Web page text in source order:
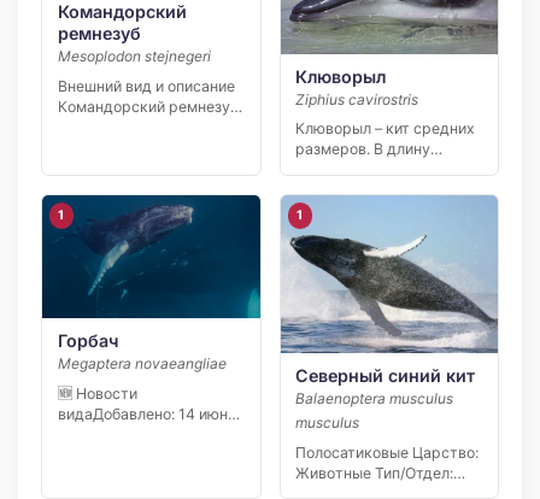
Командорский
ремнезуб
Mesoplodon stejnegeri
Внешний вид и описание
Командорский ремнезуб
Клюворыл
Ziphius cavirostris
Клюворыл – кит средних
размеров. В длину
[…]
1
Горбач
Megaptera novaeangliae
🆕 Новости
видаДобавлено: 14 июня
1
Северный синий кит
Balaenoptera musculus
musculus
Полосатиковые Царство:
Животные Тип/Отдел: